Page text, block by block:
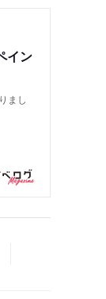
イン
まし